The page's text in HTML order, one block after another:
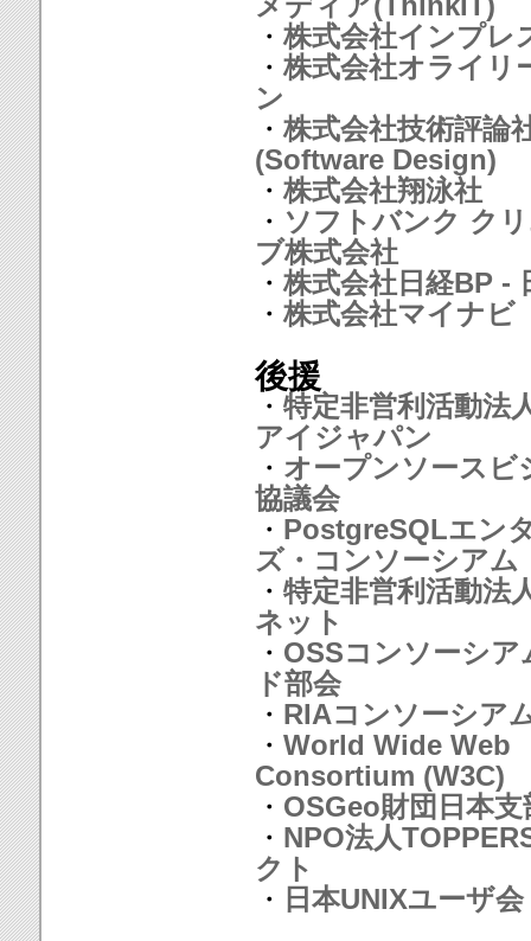
・ 株式会社インプレ
・ 株式会社オライリ
ン
・ 株式会社技術評論
(Software Design)
・ 株式会社翔泳社
・ ソフトバンク ク
ブ株式会社
・ 株式会社日経BP -
・ 株式会社マイナビ
後援
・ 特定非営利活動法
アイジャパン
・ オープンソースビ
協議会
・ PostgreSQLエン
ズ・コンソーシアム
・ 特定非営利活動法
ネット
・ OSSコンソーシア
ド部会
・ RIAコンソーシア
・ World Wide Web
Consortium (W3C)
・ OSGeo財団日本支
・ NPO法人
クト
・ 日本UNIXユーザ会